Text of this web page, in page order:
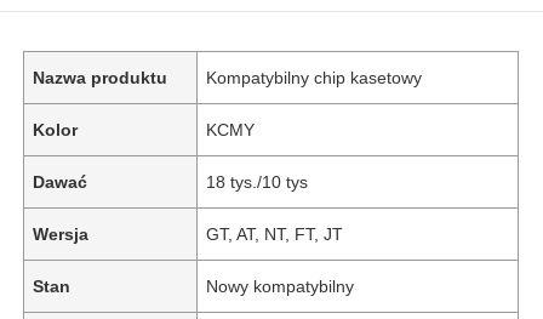
Nazwa produktu Kompatybilny chip kasetowy
Kolor KCMY
Dawać 18 tys./10 tys
Wersja GT, AT, NT, FT, JT
Stan Nowy kompatybilny